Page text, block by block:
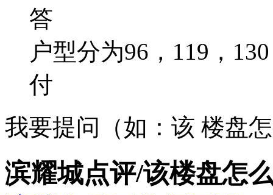
答
户型分为96，119，
付
我要提问（如：该 楼盘
滨耀城点评/该楼盘怎